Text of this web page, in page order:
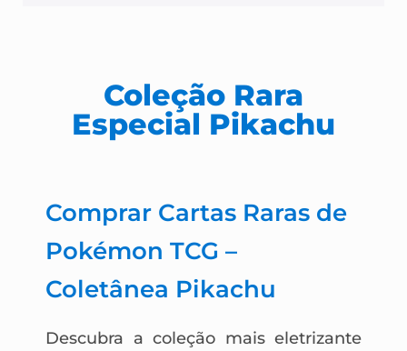
Coleção Rara
Especial Pikachu
Comprar Cartas Raras de
Pokémon TCG –
Coletânea Pikachu
Descubra a coleção mais eletrizante